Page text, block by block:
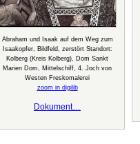
Abraham und Isaak auf dem Weg zum
Isaakopfer, Bildfeld, zerstört Standort:
Kolberg (Kreis Kolberg), Dom Sankt
Marien Dom, Mittelschiff, 4. Joch von
Westen Freskomalerei
zoom in digilib
Dokument…